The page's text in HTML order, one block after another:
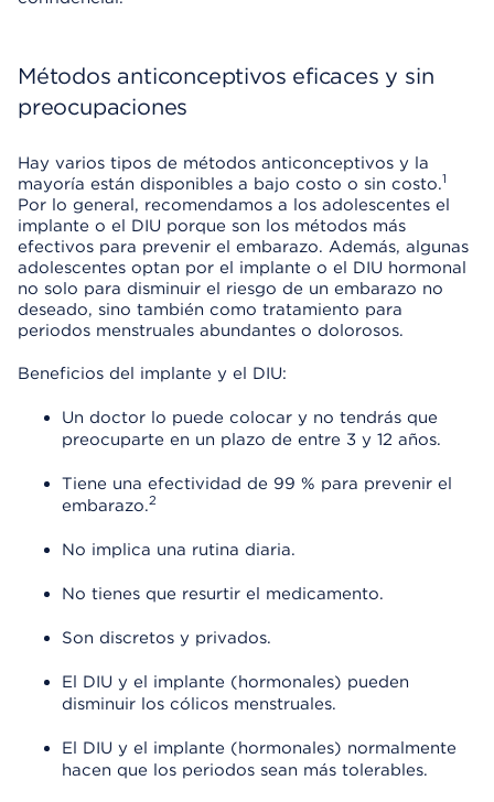
Métodos anticonceptivos eficaces y sin
preocupaciones
Hay varios tipos de métodos anticonceptivos y la
mayoría están disponibles a bajo costo o sin costo.1
Por lo general, recomendamos a los adolescentes el
implante o el DIU porque son los métodos más
efectivos para prevenir el embarazo. Además, algunas
adolescentes optan por el implante o el DIU hormonal
no solo para disminuir el riesgo de un embarazo no
deseado, sino también como tratamiento para
periodos menstruales abundantes o dolorosos.
Beneficios del implante y el DIU:
Un doctor lo puede colocar y no tendrás que
preocuparte en un plazo de entre 3 y 12 años.
Tiene una efectividad de 99 % para prevenir el
embarazo.2
No implica una rutina diaria.
No tienes que resurtir el medicamento.
Son discretos y privados.
El DIU y el implante (hormonales) pueden
disminuir los cólicos menstruales.
El DIU y el implante (hormonales) normalmente
hacen que los periodos sean más tolerables.